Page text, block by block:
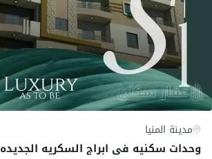
مدينة المنيا
وحدات سكنيه في ابراج السكريه الجديده